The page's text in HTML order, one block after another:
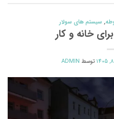
, سیستم های سولار
خانه و کار
توسط ADMIN